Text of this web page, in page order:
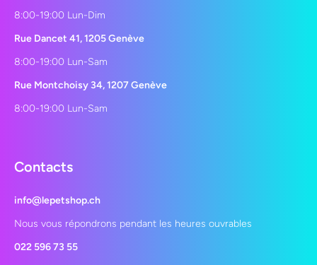
8:00-19:00 Lun-Dim
Rue Dancet 41, 1205 Genève
8:00-19:00 Lun-Sam
Rue Montchoisy 34, 1207 Genève
8:00-19:00 Lun-Sam
Contacts
info@lepetshop.ch
Nous vous répondrons pendant les heures ouvrables
022 596 73 55